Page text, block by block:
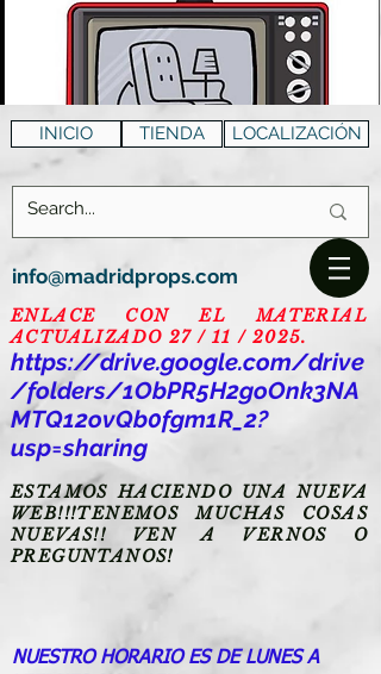
INICIO TIENDA LOCALIZACIÓN
info@madridprops.com
ENLACE CON EL MATERIAL
ACTUALIZADO 27 / 11 / 2025.
https://drive.google.com/drive
/folders/1ObPR5H2goOnk3NA
MTQ12ovQb0fgm1R_2?
usp=sharing
ESTAMOS HACIENDO UNA NUEVA
WEB!!!TENEMOS MUCHAS COSAS
NUEVAS!! VEN A VERNOS O
PREGUNTANOS!
NUESTRO HORARIO ES DE LUNES A